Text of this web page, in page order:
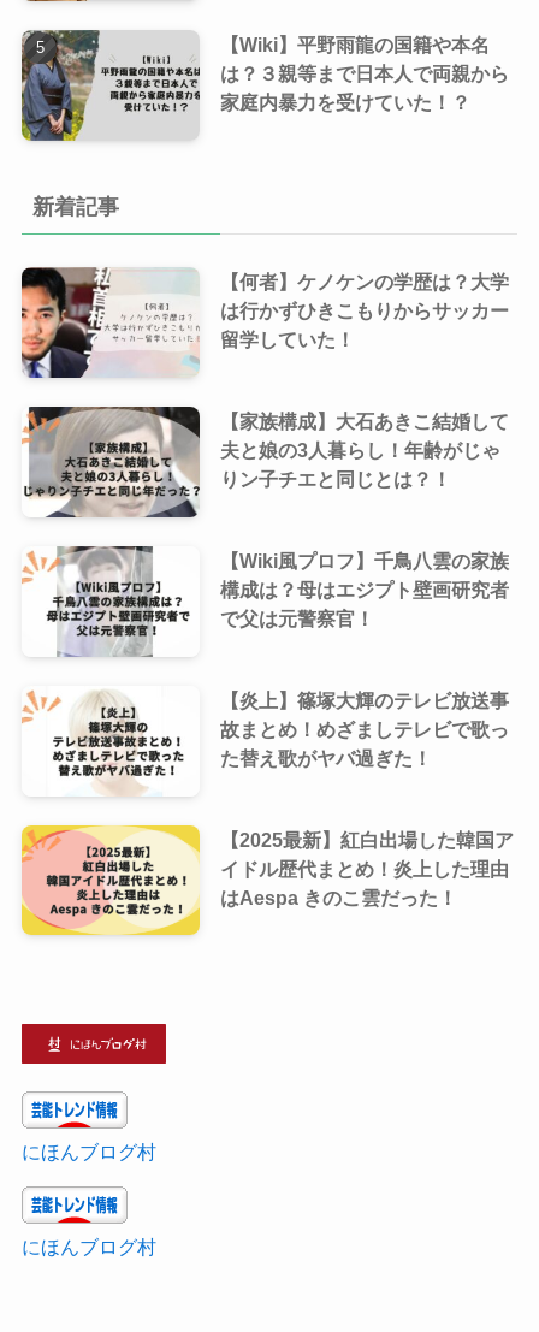
【Wiki】平野雨龍の国籍や本名
は？３親等まで日本人で両親から
家庭内暴力を受けていた！？
新着記事
【何者】ケノケンの学歴は？大学
は行かずひきこもりからサッカー
留学していた！
【家族構成】大石あきこ結婚して
夫と娘の3人暮らし！年齢がじゃ
りン子チエと同じとは？！
【Wiki風プロフ】千鳥八雲の家族
構成は？母はエジプト壁画研究者
で父は元警察官！
【炎上】篠塚大輝のテレビ放送事
故まとめ！めざましテレビで歌っ
た替え歌がヤバ過ぎた！
【2025最新】紅白出場した韓国ア
イドル歴代まとめ！炎上した理由
はAespa きのこ雲だった！
にほんブログ村
にほんブログ村